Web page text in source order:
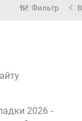
Фильтр
2026 -